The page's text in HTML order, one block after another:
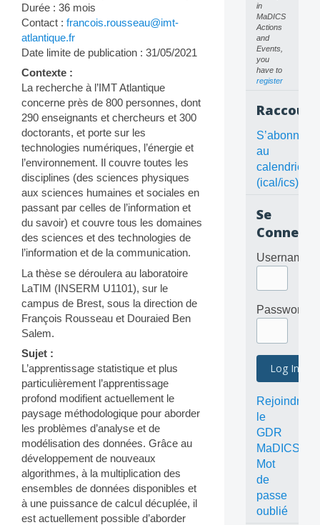
Durée : 36 mois
Contact : francois.rousseau@imt-
atlantique.fr
Date limite de publication : 31/05/2021
Contexte :
La recherche à l’IMT Atlantique
concerne près de 800 personnes, dont
290 enseignants et chercheurs et 300
doctorants, et porte sur les
technologies numériques, l’énergie et
l’environnement. Il couvre toutes les
disciplines (des sciences physiques
aux sciences humaines et sociales en
passant par celles de l’information et
du savoir) et couvre tous les domaines
des sciences et des technologies de
l’information et de la communication.
La thèse se déroulera au laboratoire
LaTIM (INSERM U1101), sur le
campus de Brest, sous la direction de
François Rousseau et Douraied Ben
Salem.
Sujet :
L’apprentissage statistique et plus
particulièrement l’apprentissage
profond modifient actuellement le
paysage méthodologique pour aborder
les problèmes d’analyse et de
modélisation des données. Grâce au
développement de nouveaux
algorithmes, à la multiplication des
ensembles de données disponibles et
à une puissance de calcul décuplée, il
est actuellement possible d’aborder
in
MaDICS
Actions
and
Events,
you
have to
register
S’abonner
au
calendrier
(ical/ics)
Se
Username
Password
Rejoindre
le
GDR
MaDICS
Mot
de
passe
oublié